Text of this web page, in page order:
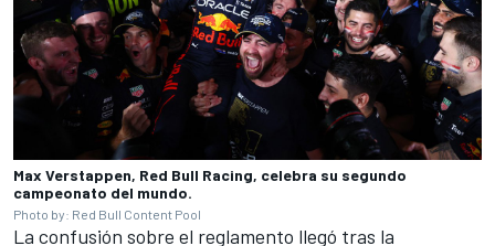
Max Verstappen, Red Bull Racing, celebra su segundo
campeonato del mundo.
Photo by: Red Bull Content Pool
La confusión sobre el reglamento llegó tras la